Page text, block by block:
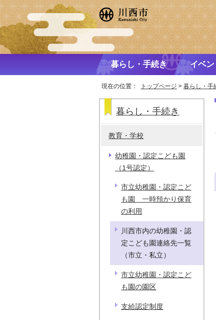
暮らし・手続き イベ
現在の位置： トップページ > 暮らし・手
暮らし・手続き
教育・学校
幼稚園・認定こども園
（1号認定）
市立幼稚園・認定こど
も園 一時預かり保育
の利用
川西市内の幼稚園・認
定こども園連絡先一覧
（市立・私立）
市立幼稚園・認定こど
も園の園区
支給認定制度